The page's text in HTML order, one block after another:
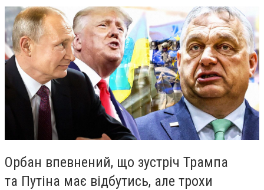
Орбан впевнений, що зустріч Трампа
та Путіна має відбутись, але трохи